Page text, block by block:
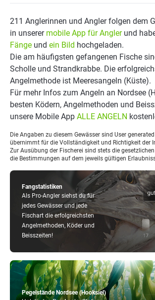
Pegelstände Nordsee (Hooksiel)
Fangstatistiken
Als Pro-Angler siehst du für
jedes Gewässer und jede
Fischart die erfolgreichsten
Angelmethoden, Köder und
Beisszeiten!
211 Anglerinnen und Angler folgen dem
in unserer mobile App für Anglerund
Fänge und ein Bild hochgeladen.
Die am häufigsten gefangenen Fische
Scholle und Strandkrabbe. Die
Angelmethode ist Meeresangeln (Küste).
Für mehr Infos zum Angeln an Nordsee
besten Ködern, Angelmethoden und
unsere Mobile App ALLE ANGELN
Die Angaben zu diesem Gewässer sind User
übernimmt für die Vollständigkeit und Richtigkeit der
Zur Ausübung der Fischerei sind stets die
die Bestimmungen auf dem jeweils gültigen